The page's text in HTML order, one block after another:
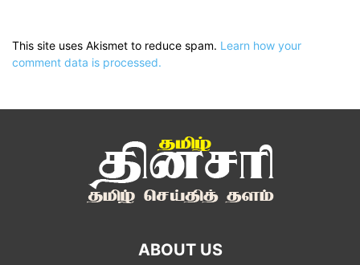
This site uses Akismet to reduce spam. Learn how your
comment data is processed.
ABOUT US